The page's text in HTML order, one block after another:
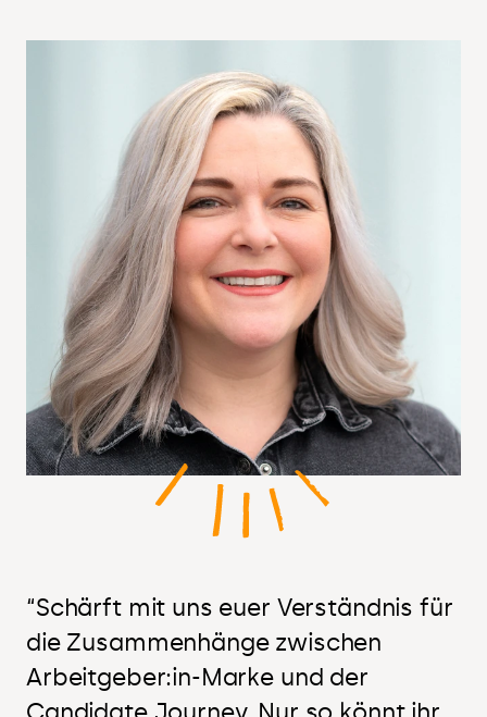
“Schärft mit uns euer Verständnis für
die Zusammenhänge zwischen
Arbeitgeber:in-Marke und der